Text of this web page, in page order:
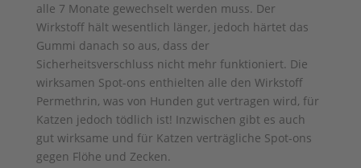
alle 7 Monate gewechselt werden muss. Der
Wirkstoff hält wesentlich länger, jedoch härtet das
Gummi danach so aus, dass der
Sicherheitsverschluss nicht mehr funktioniert. Die
wirksamen Spot-ons enthielten alle den Wirkstoff
Permethrin, was von Hunden gut vertragen wird, für
Katzen jedoch tödlich ist! Inzwischen gibt es auch
gut wirksame und für Katzen verträgliche Spot-ons
gegen Flöhe und Zecken.